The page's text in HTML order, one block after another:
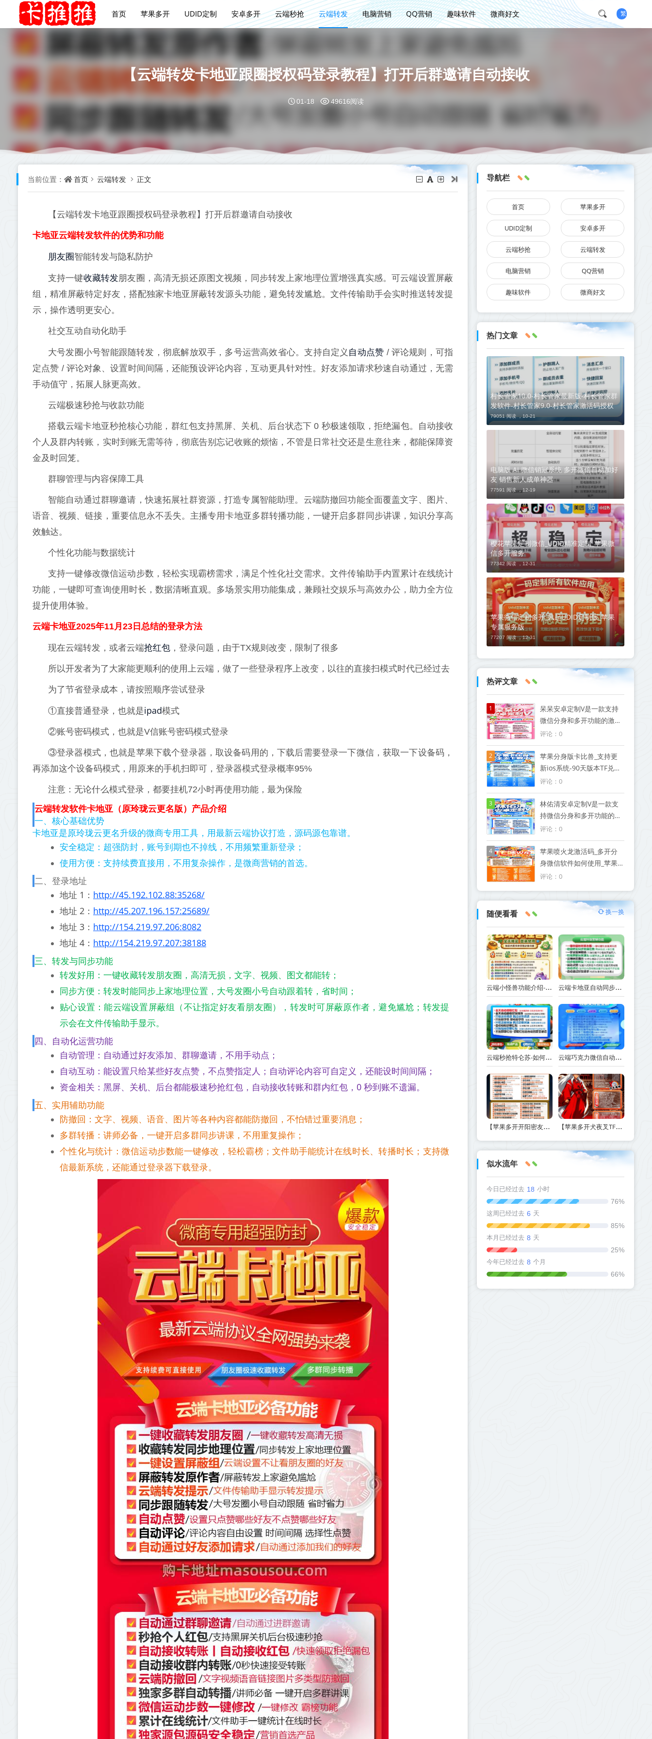
首页 苹果多开 UDID定制 安卓多开 云端秒抢 云端转发 电脑营销 QQ营销 趣味软件 微商好文 繁
【云端转发卡地亚跟圈授权码登录教程】打开后群邀请自动接收
01-18 49616阅读
当前位置： 首页 云端转发 正文
【云端转发卡地亚跟圈授权码登录教程】打开后群邀请自动接收
卡地亚云端转发软件的优势和功能
朋友圈智能转发与隐私防护
支持一键收藏转发朋友圈，高清无损还原图文视频，同步转发上家地理位置增强真实感。可云端设置屏蔽
组，精准屏蔽特定好友，搭配独家卡地亚屏蔽转发源头功能，避免转发尴尬。文件传输助手会实时推送转发提
示，操作透明更安心。
社交互动自动化助手
大号发圈小号智能跟随转发，彻底解放双手，多号运营高效省心。支持自定义 自动点赞 / 评论规则，可指
定点赞 / 评论对象、设置时间间隔，还能预设评论内容，互动更具针对性。好友添加请求秒速自动通过，无需
手动值守，拓展人脉更高效。
云端极速秒抢与收款功能
搭载云端卡地亚秒抢核心功能，群红包支持黑屏、关机、后台状态下 0 秒极速领取，拒绝漏包。自动接收
个人及群内转账，实时到账无需等待，彻底告别忘记收账的烦恼，不管是日常社交还是生意往来，都能保障资
金及时回笼。
群聊管理与内容保障工具
智能自动通过群聊邀请，快速拓展社群资源，打造专属智能助理。云端防撤回功能全面覆盖文字、图片、
语音、视频、链接，重要信息永不丢失。主播专用卡地亚多群转播功能，一键开启多群同步讲课，知识分享高
效触达。
个性化功能与数据统计
支持一键修改微信运动步数，轻松实现霸榜需求，满足个性化社交需求。文件传输助手内置累计在线统计
功能，一键即可查询使用时长，数据清晰直观。多场景实用功能集成，兼顾社交娱乐与高效办公，助力全方位
提升使用体验。
云端卡地亚2025年11月23日总结的登录方法
现在云端转发，或者云端抢红包 ，登录问题，由于TX规则改变，限制了很多
所以开发者为了大家能更顺利的使用上云端，做了一些登录程序上改变，以往的直接扫模式时代已经过去
为了节省登录成本，请按照顺序尝试登录
①直接普通登录，也就是ipad模式
②账号密码模式，也就是V信账号密码模式登录
③登录器模式，也就是苹果下载个登录器，取设备码用的，下载后需要登录一下微信，获取一下设备码，
再添加这个设备码模式，用原来的手机扫即可，登录器模式登录概率95%
注意：无论什么模式登录，都要挂机72小时再使用功能，最为保险
云端转发软件卡地亚（原玲珑云更名版）产品介绍
一、核心基础优势
卡地亚是原玲珑云更名升级的微商专用工具，用最新云端协议打造，源码源包靠谱。
安全稳定：超强防封，账号到期也不掉线，不用频繁重新登录；
使用方便：支持续费直接用，不用复杂操作，是微商营销的首选。
二、登录地址
地址 1： http://45.192.102.88:35268/
地址 2： http://45.207.196.157:25689/
地址 3： http://154.219.97.206:8082
地址 4： http://154.219.97.207:38188
三、转发与同步功能
转发好用：一键收藏转发朋友圈，高清无损，文字、视频、图文都能转；
同步方便：转发时能同步上家地理位置，大号发圈小号自动跟着转，省时间；
贴心设置：能云端设置屏蔽组（不让指定好友看朋友圈），转发时可屏蔽原作者，避免尴尬；转发提
示会在文件传输助手显示。
四、自动化运营功能
自动管理：自动通过好友添加、群聊邀请，不用手动点；
自动互动：能设置只给某些好友点赞，不点赞指定人；自动评论内容可自定义，还能设时间间隔；
资金相关：黑屏、关机、后台都能极速秒抢红包，自动接收转账和群内红包，0 秒到账不遗漏。
五、实用辅助功能
防撤回：文字、视频、语音、图片等各种内容都能防撤回，不怕错过重要消息；
多群转播：讲师必备，一键开启多群同步讲课，不用重复操作；
个性化与统计：微信运动步数能一键修改，轻松霸榜；文件助手能统计在线时长、转播时长；支持微
信最新系统，还能通过登录器下载登录。
导航栏
首页 苹果多开
UDID定制 安卓多开
云端秒抢 云端转发
电脑营销 QQ营销
趣味软件 微商好文
热门文章
村长管家10.0-村长管家最新版-村长管家群
发软件-村长管家9.0-村长管家激活码授权
79051 阅读 ，10-21
电脑版 Ai 微信销冠系统 多开微信自动加好
友 销售新人成单神器
77591 阅读 ，12-19
樱花苹果定制微信_UDID精准定制_苹果微
信多开服务
77342 阅读 ，12-31
苹果微信定制多开_风起UDID定制版_苹果
专属服务版
77207 阅读 ，12-31
热评文章
1
呆呆安卓定制V是一款支持
微信分身和多开功能的激活
码软件
评论：0
2
苹果分身版卡比兽_支持更
新ios系统-90天版本TF兑换
模式微信
评论：0
3
林佑清安卓定制V是一款支
持微信分身和多开功能的激
活码软件
评论：0
4
苹果喷火龙激活码_多开分
身微信软件如何使用_苹果
喷火龙官网
评论：0
随便看看 换一换
云端小怪兽功能介绍-使用注意事项 云端卡地亚自动同步跟随转发朋友圈_卡地亚官方微信一键转发
云端秒抢特仑苏-如何实现抢红包功能-工作原理解析 云端巧克力微信自动抢红包操作流程巧克力激活码续费云端秒抢辅助工具
【苹果多开开阳密友功能-激活码商城版】另外支持虚拟视频功能 【苹果多开犬夜叉TF兑换激活码官网下载方法】如何实现定时群发和万群同步
似水流年
今日已经过去 18 小时
76%
这周已经过去 6 天
85%
本月已经过去 8 天
25%
今年已经过去 8 个月
66%